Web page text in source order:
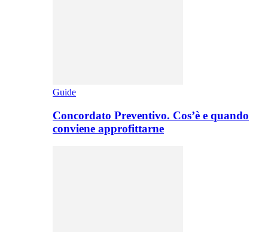
Guide
Concordato Preventivo. Cos’è e quando
conviene approfittarne